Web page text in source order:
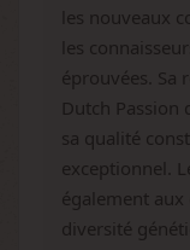
les nouveaux
les
éprouvées. Sa
Dutch Passion
sa qualité
exceptionnel.
également
diversité